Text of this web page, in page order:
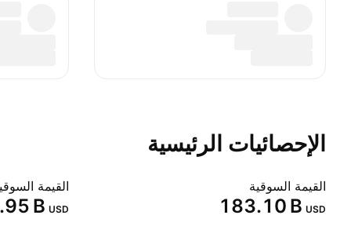
الإحصائيات الرئيسية
القيمة السوقية
‪183.10 B‬ USD
القيمة
B‬ USD